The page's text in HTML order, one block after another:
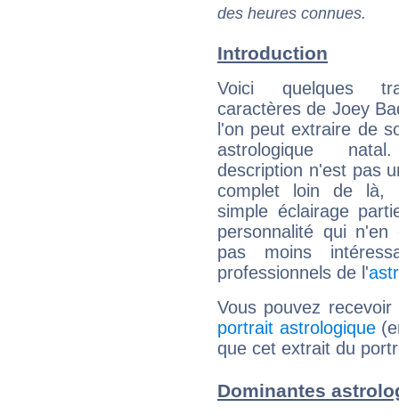
des heures connues.
Introduction
Voici quelques
caractères de Joey
l'on peut extraire de
astrologique
description n'est pas
complet loin de là,
simple éclairage
personnalité qui n'en
pas moins
professionnels de l'
Vous pouvez
portrait astrologique
que cet extrait du
Dominantes